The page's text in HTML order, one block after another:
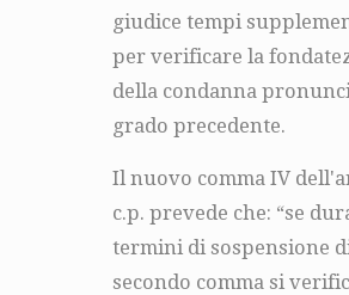
giudice tempi
per verificare la
della condanna
grado precedente.
Il nuovo comma IV
c.p. prevede che: “se
termini di sospensione
secondo comma si